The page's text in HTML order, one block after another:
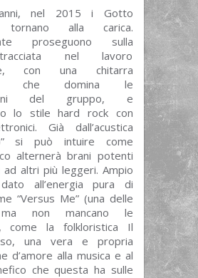
nel 2015 i Gotto
tornano alla carica.
proseguono sulla
nel lavoro
con una chitarra
che domina le
del gruppo, e
lo stile hard rock con
Già dall’acustica
si può intuire come
alternerà brani potenti
altri più leggeri. Ampio
all’energia pura di
“Versus Me” (una delle
ma non mancano le
come la folkloristica Il
una vera e propria
d’amore alla musica e al
che questa ha sulle